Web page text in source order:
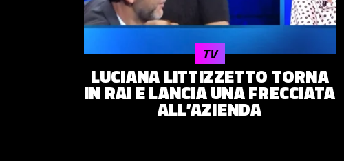
LUCIANA LITTIZZETTO TORNA
IN RAI E LANCIA UNA FRECCIATA
ALL’AZIENDA
TV